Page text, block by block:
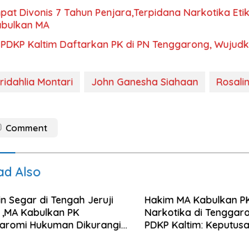
Divonis 7 Tahun Penjara,Terpidana Narkotika
MA
PDKP Kaltim Daftarkan PK di PN Tenggarong,
Montari John Ganesha Siahaan
Comment
Also
Segar di Tengah Jeruji
Kabulkan PK
Hukuman Dikurangi
Hakim MA Kabulkan
Narkotika di
PDKP Kaltim: